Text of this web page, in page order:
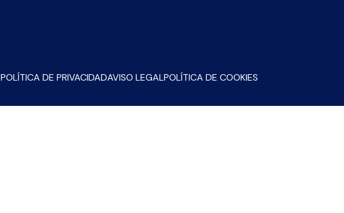
POLÍTICA DE PRIVACIDADAVISO LEGALPOLÍTICA DE COOKIES